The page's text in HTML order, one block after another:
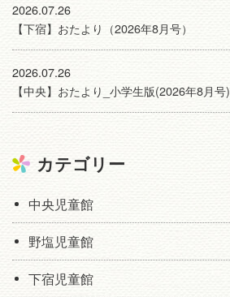
2026.07.26
【下宿】おたより（2026年8月号）
2026.07.26
【中央】おたより_小学生版(2026年8月号)
カテゴリー
中央児童館
野塩児童館
下宿児童館